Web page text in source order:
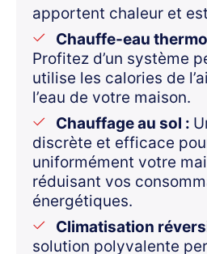
apportent chaleur et
Chauffe-eau
Profitez d’un système
utilise les calories de
l’eau de votre maison.
Chauffage au sol :
discrète et efficace
uniformément votre
réduisant vos
énergétiques.
Climatisation
solution polyvalente